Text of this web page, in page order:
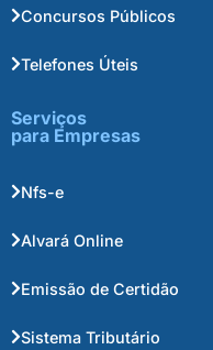
Concursos Públicos
Telefones Úteis
Serviços
para Empresas
Nfs-e
Alvará Online
Emissão de Certidão
Sistema Tributário